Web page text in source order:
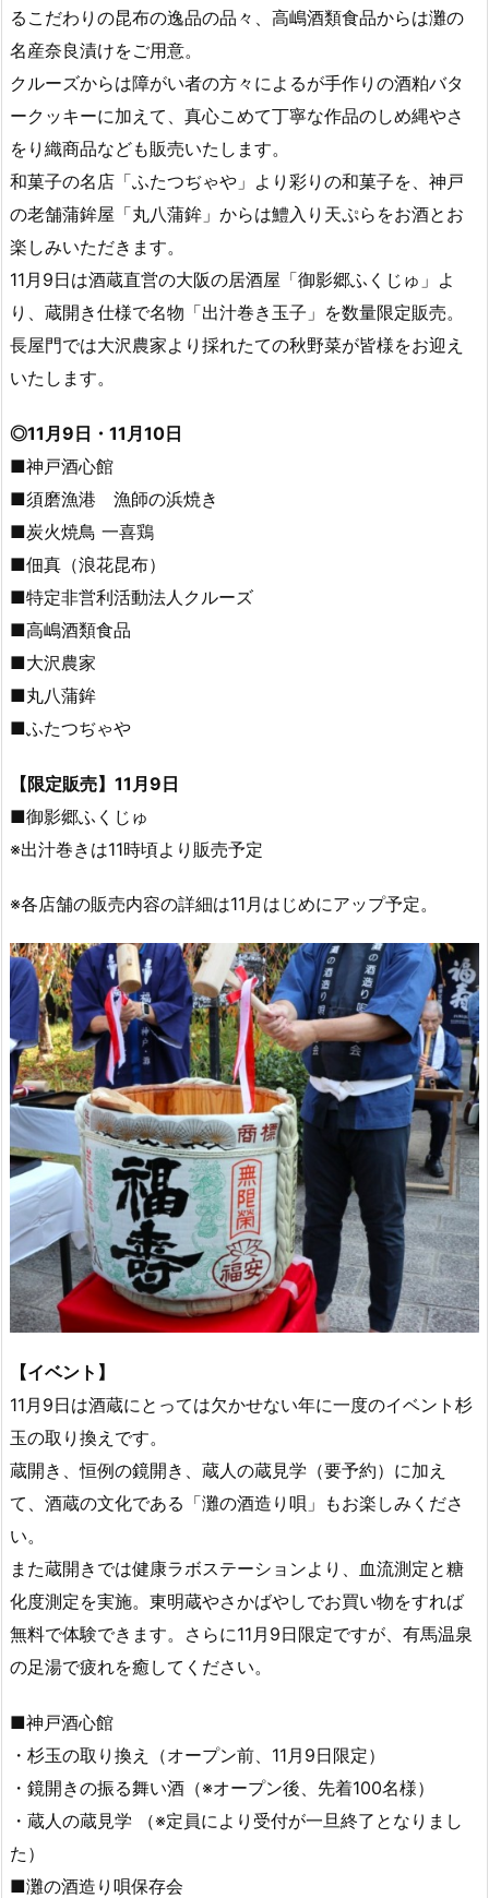
るこだわりの昆布の逸品の品々、高嶋酒類食品からは灘の
名産奈良漬けをご用意。
クルーズからは障がい者の方々によるが手作りの酒粕バタ
ークッキーに加えて、真心こめて丁寧な作品のしめ縄やさ
をり織商品なども販売いたします。
和菓子の名店「ふたつぢゃや」より彩りの和菓子を、神戸
の老舗蒲鉾屋「丸八蒲鉾」からは鱧入り天ぷらをお酒とお
楽しみいただきます。
11月9日は酒蔵直営の大阪の居酒屋「御影郷ふくじゅ」よ
り、蔵開き仕様で名物「出汁巻き玉子」を数量限定販売。
長屋門では大沢農家より採れたての秋野菜が皆様をお迎え
いたします。
◎11月9日・11月10日
■神戸酒心館
■須磨漁港 漁師の浜焼き
■炭火焼鳥 一喜鶏
■佃真（浪花昆布）
■特定非営利活動法人クルーズ
■高嶋酒類食品
■大沢農家
■丸八蒲鉾
■ふたつぢゃや
【限定販売】11月9日
■御影郷ふくじゅ
※出汁巻きは11時頃より販売予定
※各店舗の販売内容の詳細は11月はじめにアップ予定。
【イベント】
11月9日は酒蔵にとっては欠かせない年に一度のイベント杉
玉の取り換えです。
蔵開き、恒例の鏡開き、蔵人の蔵見学（要予約）に加え
て、酒蔵の文化である「灘の酒造り唄」もお楽しみくださ
い。
また蔵開きでは健康ラボステーションより、血流測定と糖
化度測定を実施。東明蔵やさかばやしでお買い物をすれば
無料で体験できます。さらに11月9日限定ですが、有馬温泉
の足湯で疲れを癒してください。
■神戸酒心館
・杉玉の取り換え（オープン前、11月9日限定）
・鏡開きの振る舞い酒（※オープン後、先着100名様）
・蔵人の蔵見学 （※定員により受付が一旦終了となりまし
た）
■灘の酒造り唄保存会